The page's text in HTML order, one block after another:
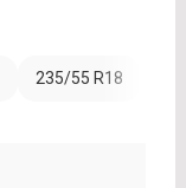
235/55 R18